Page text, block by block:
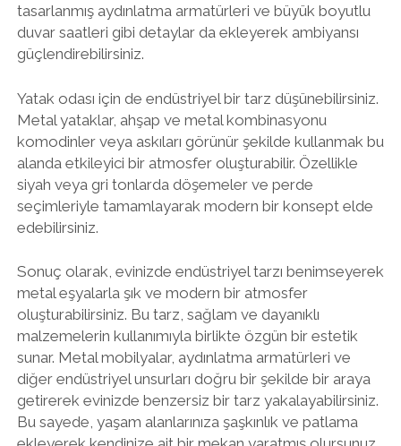
tasarlanmış aydınlatma armatürleri ve büyük boyutlu
duvar saatleri gibi detaylar da ekleyerek ambiyansı
güçlendirebilirsiniz.
Yatak odası için de endüstriyel bir tarz düşünebilirsiniz.
Metal yataklar, ahşap ve metal kombinasyonu
komodinler veya askıları görünür şekilde kullanmak bu
alanda etkileyici bir atmosfer oluşturabilir. Özellikle
siyah veya gri tonlarda döşemeler ve perde
seçimleriyle tamamlayarak modern bir konsept elde
edebilirsiniz.
Sonuç olarak, evinizde endüstriyel tarzı benimseyerek
metal eşyalarla şık ve modern bir atmosfer
oluşturabilirsiniz. Bu tarz, sağlam ve dayanıklı
malzemelerin kullanımıyla birlikte özgün bir estetik
sunar. Metal mobilyalar, aydınlatma armatürleri ve
diğer endüstriyel unsurları doğru bir şekilde bir araya
getirerek evinizde benzersiz bir tarz yakalayabilirsiniz.
Bu sayede, yaşam alanlarınıza şaşkınlık ve patlama